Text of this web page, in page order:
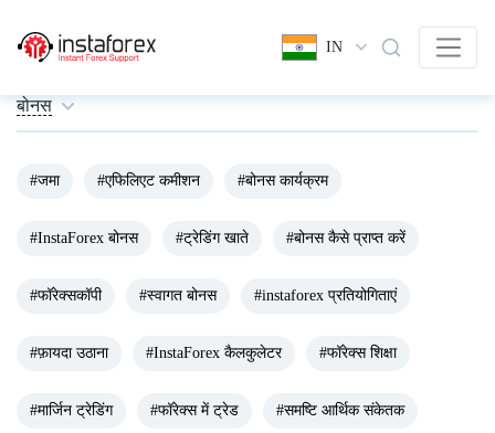
IN
बोनस
#जमा #एफिलिएट कमीशन #बोनस कार्यक्रम
#InstaForex बोनस #ट्रेडिंग खाते #बोनस कैसे प्राप्त करें
#फॉरेक्सकॉपी #स्वागत बोनस #instaforex प्रतियोगिताएं
#फ़ायदा उठाना #InstaForex कैलकुलेटर #फॉरेक्स शिक्षा
#मार्जिन ट्रेडिंग #फॉरेक्स में ट्रेड #समष्टि आर्थिक संकेतक